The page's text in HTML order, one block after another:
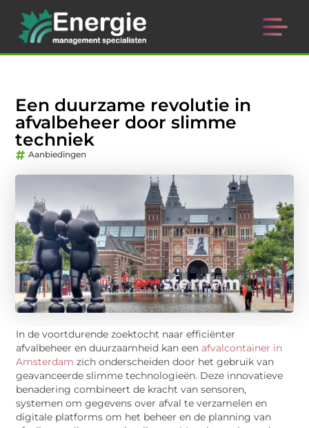
Een duurzame revolutie in
afvalbeheer door slimme
techniek
Aanbiedingen
In de voortdurende zoektocht naar efficiënter
afvalbeheer en duurzaamheid kan eenafvalcontainer in
Amsterdam zich onderscheiden door het gebruik van
geavanceerde slimme technologieën. Deze innovatieve
benadering combineert de kracht van sensoren,
systemen om gegevens over afval te verzamelen en
digitale platforms om het beheer en de planning van